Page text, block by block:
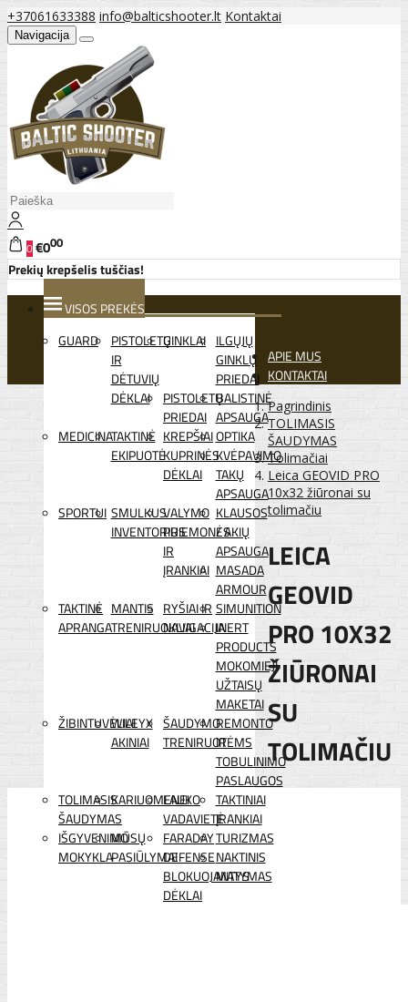
+37061633388 info@balticshooter.lt Kontaktai
Navigacija
0€000
Prekių krepšelis tuščias!
VISOS PREKĖS
GUARD
PISTOLETŲ
IR
DĖTUVIŲ
DĖKLAI
GINKLAI ILGŲJŲ
GINKLŲ
PRIEDAI
PISTOLETŲ
PRIEDAI
BALISTINĖ
APSAUGA
MEDICINATAKTINĖ
EKIPUOTĖ
KREPŠIAI
KUPRINĖS
DĖKLAI
OPTIKA
KVĖPAVIMO
TAKŲ
APSAUGA
SPORTUI SMULKUS
INVENTORIUS
VALYMO
PRIEMONĖS
IR
ĮRANKIAI
KLAUSOS
/ AKIŲ
APSAUGA
MASADA
ARMOUR
TAKTINĖ
APRANGA
MANTIS
TRENIRUOKLIAI
RYŠIAI IR
NAVIGACIJA
SIMUNITION
INERT
PRODUCTS
MOKOMIEJI
UŽTAISŲ
MAKETAI
ŽIBINTUVĖLIAI
WILEYX
AKINIAI
ŠAUDYMO
TRENIRUOTĖMS
REMONTO
IR
TOBULINIMO
PASLAUGOS
TOLIMASIS
ŠAUDYMAS
KARIUOMENEI
LAUKO
VADAVIETĖ
TAKTINIAI
ĮRANKIAI
IŠGYVENIMO
MOKYKLA
MŪSŲ
PASIŪLYMAI
FARADAY
DEFENSE
BLOKUOJANTYS
DĖKLAI
TURIZMAS
NAKTINIS
MATYMAS
APIE MUS
KONTAKTAI
Pagrindinis
TOLIMASIS
ŠAUDYMAS
Tolimačiai
Leica GEOVID PRO
10x32 žiūronai su
tolimačiu
LEICA
GEOVID
PRO 10X32
ŽIŪRONAI
SU
TOLIMAČIU